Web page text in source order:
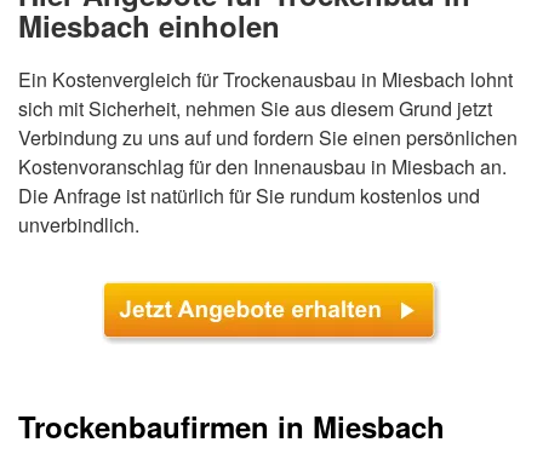
Miesbach einholen
Ein Kostenvergleich für Trockenausbau in Miesbach lohnt
sich mit Sicherheit, nehmen Sie aus diesem Grund jetzt
Verbindung zu uns auf und fordern Sie einen persönlichen
Kostenvoranschlag für den Innenausbau in Miesbach an.
Die Anfrage ist natürlich für Sie rundum kostenlos und
unverbindlich.
Trockenbaufirmen in Miesbach